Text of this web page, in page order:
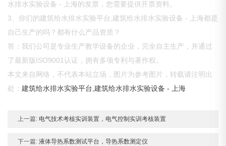
水排水实验设备 - 上海的发票，您需要提供开票资料。
3、你们的建筑给水排水实验平台,建筑给水排水实验设备 - 上海都是
自己生产的吗？都有什么产品资质？
答：我们公司是专业生产教学设备的企业，完全自主生产，并通过
了最新版ISO9001认证，拥有多项专利与著作权。
本文来自网络，不代表本站立场，图片为参考图片，转载请注明出
处：建筑给水排水实验平台,建筑给水排水实验设备 - 上海
上一篇: 电气技术考核实训装置，电气控制实训考核装置
下一篇: 液体导热系数测试平台，导热系数测定仪